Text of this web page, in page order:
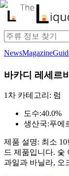
NewsMagazine
바카디 레세르
1차 카테고리: 럼
도수:40.0%
생산국:푸에
제품 설명: 최소
드 제품입니다. 숯
과일과 바닐라, 오